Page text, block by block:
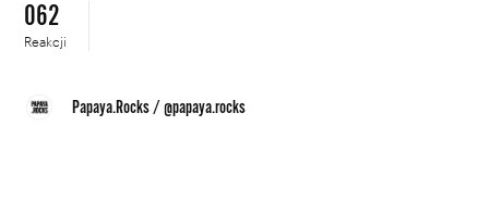
062
Reakcji
Papaya.Rocks /@papaya.rocks